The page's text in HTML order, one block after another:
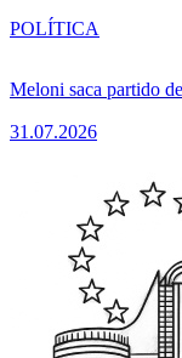
Meloni saca partido
31.07.2026
POLÍTICA